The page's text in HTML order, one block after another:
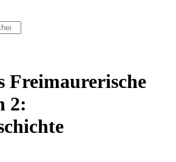
Freimaurerische
2: